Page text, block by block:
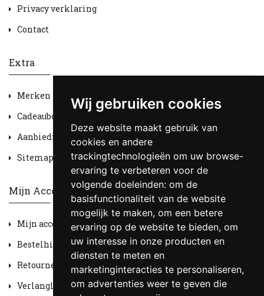
Wij gebruiken cookies
Deze website maakt gebruik van
cookies en andere
trackingtechnologieën om uw browse-
ervaring te verbeteren voor de
volgende doeleinden: om de
basisfunctionaliteit van de website
mogelijk te maken, om een betere
ervaring op de website te bieden, om
uw interesse in onze producten en
diensten te meten en
marketinginteracties te personaliseren,
om advertenties weer te geven die
Privacy verklaring
Contact
Extra
Merken
Cadeaubon
Aanbiedingen
Sitemap
Mijn Account
Mijn account
Bestelhistorie
Retourneren
Verlanglijst